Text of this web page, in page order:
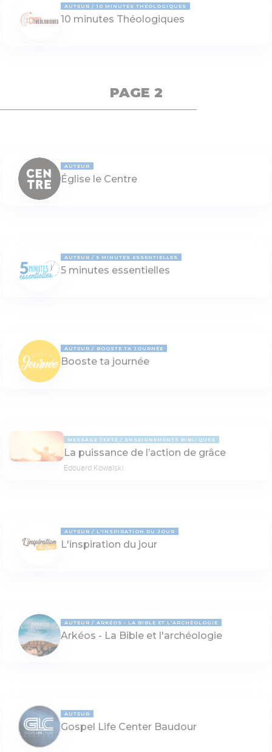
AUTEUR 10 MINUTES THÉOLOGIQUES
10 minutes Théologiques
PAGE 2
AUTEUR
Église le Centre
AUTEUR 5 MINUTES ESSENTIELLES
5 minutes essentielles
AUTEUR BOOSTE TA JOURNÉE
Booste ta journée
MESSAGE TEXTE ENSEIGNEMENTS BIBLIQUES
La puissance de l’action de grâce
Edouard Kowalski
AUTEUR L'INSPIRATION DU JOUR
L'inspiration du jour
AUTEUR ARKÉOS - LA BIBLE ET L'ARCHÉOLOGIE
Arkéos - La Bible et l'archéologie
AUTEUR
Gospel Life Center Baudour